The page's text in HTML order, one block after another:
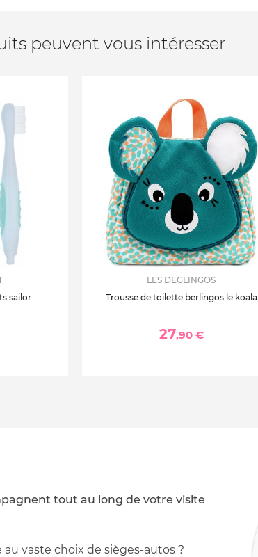
peuvent vous intéresser
sailor
LES DEGLINGOS
Trousse de toilette berlingos le koala
27,90 €
tout au long de votre visite
vaste choix de sièges-autos ?